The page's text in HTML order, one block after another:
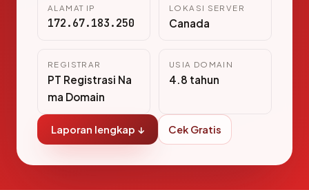
ALAMAT IP
172.67.183.250
LOKASI SERVER
Canada
REGISTRAR
PT Registrasi Na
ma Domain
USIA DOMAIN
4.8 tahun
Laporan lengkap ↓ Cek Gratis